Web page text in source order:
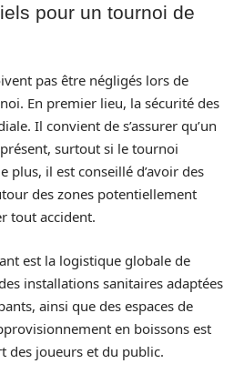
pour un tournoi de
pas être négligés lors de
En premier lieu, la sécurité des
Il convient de s’assurer qu’un
surtout si le tournoi
plus, il est conseillé d’avoir des
des zones potentiellement
tout accident.
est la logistique globale de
installations sanitaires adaptées
ainsi que des espaces de
en boissons est
des joueurs et du public.